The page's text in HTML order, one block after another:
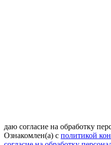
даю согласие на обработку
Ознакомлен(а) с политикой